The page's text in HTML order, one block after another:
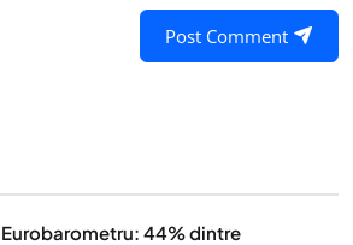
Post Comment
Eurobarometru: 44% dintre